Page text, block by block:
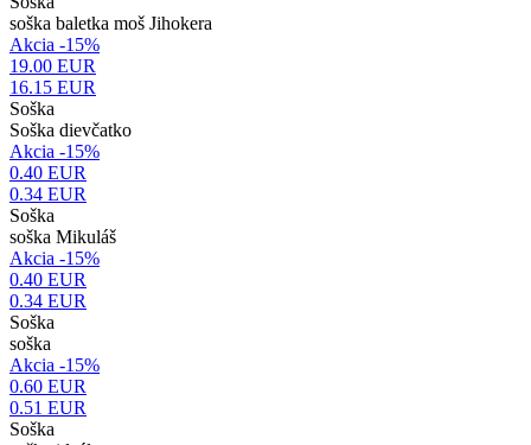
soška baletka moš Jihokera
Akcia -15%
19.00 EUR
16.15 EUR
Soška
Soška dievčatko
Akcia -15%
0.40 EUR
0.34 EUR
Soška
soška Mikuláš
Akcia -15%
0.40 EUR
0.34 EUR
Soška
soška
Akcia -15%
0.60 EUR
0.51 EUR
Soška